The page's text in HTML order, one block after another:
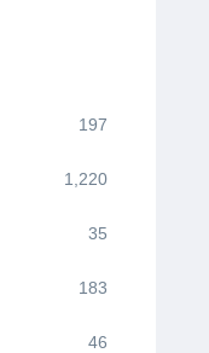
197
1,220
35
183
46